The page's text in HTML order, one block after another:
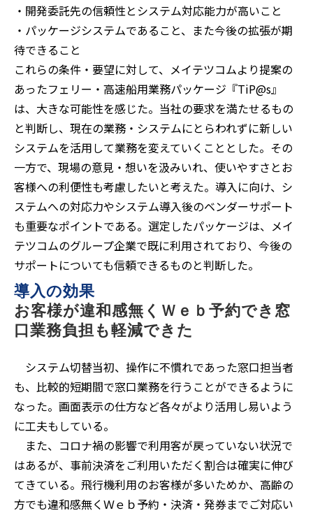
・開発委託先の信頼性とシステム対応能力が高いこと
・パッケージシステムであること、また今後の拡張が期
待できること
これらの条件・要望に対して、メイテツコムより提案の
あったフェリー・高速船用業務パッケージ『TiP@s』
は、大きな可能性を感じた。当社の要求を満たせるもの
と判断し、現在の業務・システムにとらわれずに新しい
システムを活用して業務を変えていくこととした。その
一方で、現場の意見・想いを汲みいれ、使いやすさとお
客様への利便性も考慮したいと考えた。導入に向け、シ
ステムへの対応力やシステム導入後のベンダーサポート
も重要なポイントである。選定したパッケージは、メイ
テツコムのグループ企業で既に利用されており、今後の
サポートについても信頼できるものと判断した。
導入の効果
お客様が違和感無くＷｅｂ予約でき窓
口業務負担も軽減できた
システム切替当初、操作に不慣れであった窓口担当者
も、比較的短期間で窓口業務を行うことができるように
なった。画面表示の仕方など各々がより活用し易いよう
に工夫もしている。
また、コロナ禍の影響で利用客が戻っていない状況で
はあるが、事前決済をご利用いただく割合は確実に伸び
てきている。飛行機利用のお客様が多いためか、高齢の
方でも違和感無くＷｅｂ予約・決済・発券までご対応い